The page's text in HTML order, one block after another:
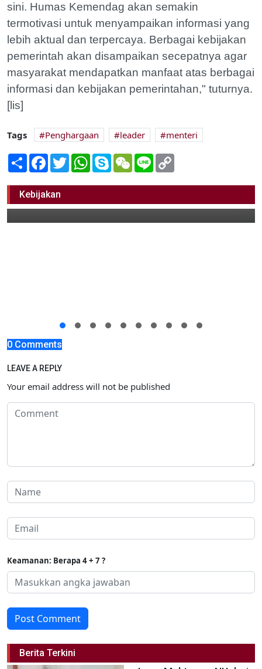
sini. Humas Kemendag akan semakin
termotivasi untuk menyampaikan informasi yang
lebih aktual dan terpercaya. Berbagai kebijakan
pemerintah akan disampaikan secepatnya agar
masyarakat mendapatkan manfaat atas berbagai
informasi dan kebijakan pemerintahan," tuturnya.
[lis]
Tags Penghargaan leader
menteri
Share Facebook
TwitterWhatsApp
SkypeWeChatLine
Kebijakan
Satpol PP Bojonegoro Raih Penghargaan
dari Kemendagri
07 Desember 2021 21:00
0 Comments
LEAVE A REPLY
Your email address will not be published
Keamanan: Berapa 4 + 7 ?
Post Comment
Berita Terkini